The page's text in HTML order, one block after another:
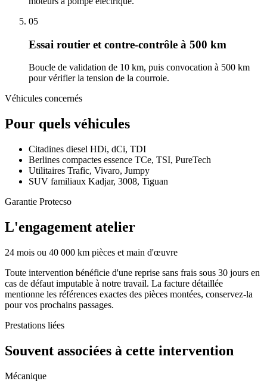
05
Essai routier et contre-contrôle à 500 km
Boucle de validation de 10 km, puis convocation à 500 km
pour vérifier la tension de la courroie.
Véhicules concernés
Pour quels véhicules
Citadines diesel HDi, dCi, TDI
Berlines compactes essence TCe, TSI, PureTech
Utilitaires Trafic, Vivaro, Jumpy
SUV familiaux Kadjar, 3008, Tiguan
Garantie Protecso
L'engagement atelier
24 mois ou 40 000 km pièces et main d'œuvre
Toute intervention bénéficie d'une reprise sans frais sous 30 jours en
cas de défaut imputable à notre travail. La facture détaillée
mentionne les références exactes des pièces montées, conservez-la
pour vos prochains passages.
Prestations liées
Souvent associées à cette intervention
Mécanique